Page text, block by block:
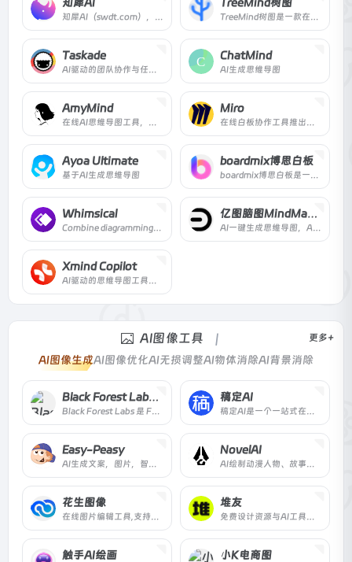
知犀AI（swdt.com），是一款GPT人工智能Ai思维导图工具，输入一句话即可一键生成思维导图。 TreeMind树图是一款在线AI思维导图软件，支持一句话生成导图、文档总结、多端同步与团队协作，适用于办公、学习等场景。
Taskade
AI驱动的团队协作与任务管理平台。
ChatMind
AI生成思维导图
AmyMind
在线AI思维导图工具，助你快速整理思路。
Miro
在线白板协作工具推出的AI思维导图工具
Ayoa Ultimate
基于AI生成思维导图
boardmix博思白板
boardmix博思白板是一款AI加持的实时协作智慧白板，支持一键生成PPT、AI思维导图、AI绘画、AI写作等，适用于办公、教学、营销等多种场景，提升团队效率。
Whimsical
Combine diagramming, whiteboarding, and more with Whimsical.用Whimsical将图表、白板和更多东西结合起来。
亿图脑图MindMaster
AI一键生成思维导图，AI对话，AI绘画，OCR文字提取
Xmind Copilot
AI驱动的思维导图工具，与GPT无缝集成。
AI图像工具
AI图像生成AI图像优化AI无损调整AI物体消除AI背景消除
更多+
Black Forest Labs (FLUX)
Black Forest Labs 是 FLUX 系列图像生成模型的开发机构，提供 API、开放权重、企业方案及在线试用，面向开发者与创意团队。
稿定AI
稿定AI是一个一站式在线设计工具平台，提供AI驱动的图片处理、海报生成、抠图、消除、清晰化等功能，并支持创意画布、H5制作和视频剪辑。
Easy-Peasy
AI生成文案，图片，智能对话，音频转文案等功能的集成应用
NovelAI
AI绘制动漫人物、故事续写
花生图像
在线图片编辑工具,支持在线抠图改图,上传商品图片自动去除背景,跨境电商图片翻译,自动识别图片文字多语种互相翻译,图片译后二次编辑修改,助力商家降本增效。
堆友
免费设计资源与AI工具平台，助力高效创意设计。
触手AI绘画 小K电商图